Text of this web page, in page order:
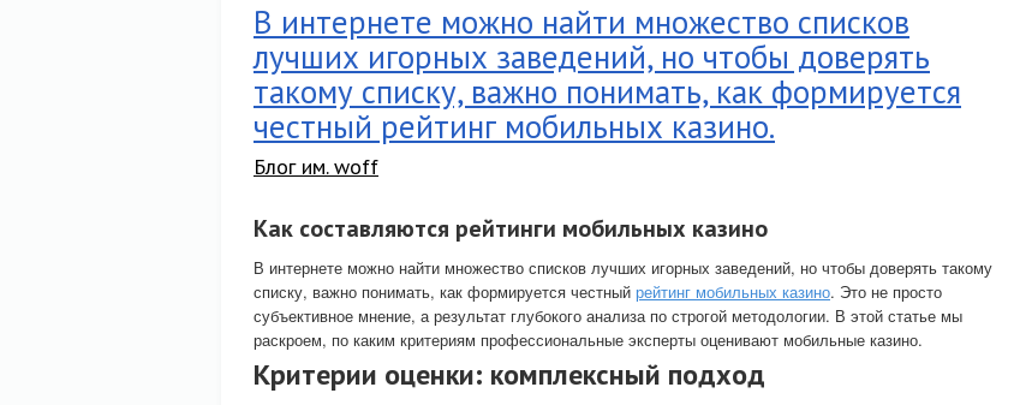
В интернете можно найти множество списков
лучших игорных заведений, но чтобы доверять
такому списку, важно понимать, как формируется
честный рейтинг мобильных казино.
Блог им. woff
Как составляются рейтинги мобильных казино
В интернете можно найти множество списков лучших игорных заведений, но чтобы доверять такому
списку, важно понимать, как формируется честный рейтинг мобильных казино. Это не просто
субъективное мнение, а результат глубокого анализа по строгой методологии. В этой статье мы
раскроем, по каким критериям профессиональные эксперты оценивают мобильные казино.
Критерии оценки: комплексный подход